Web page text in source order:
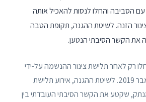
הסביבה והחלו לנסות להאכיל אותה
הזנה. לשיטת ההגנה, תקופת הטבה
את הקשר הסיבתי הנטען.
רק לאחר תלישת צינור ההנשמה על-ידי
הנפגעת בחודש נובמבר 2019. לשיטת ההגנה, אירוע תלישת
מנתק, שקטע את הקשר הסיבתי העובדתי בין